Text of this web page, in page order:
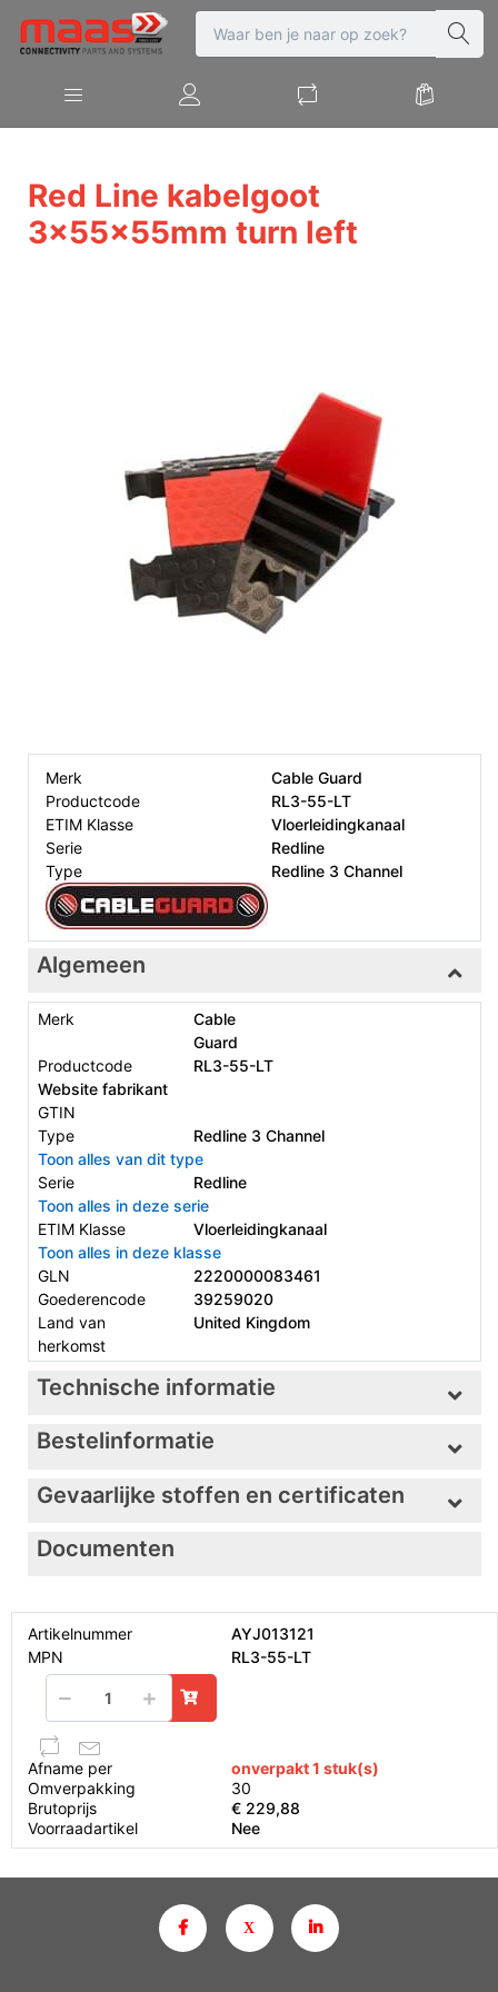
Red Line kabelgoot
3x55x55mm turn left
Merk
Cable Guard
Productcode
RL3-55-LT
ETIM Klasse
Vloerleidingkanaal
Serie
Redline
Type
Redline 3 Channel
Algemeen
Merk
Cable
Guard
Productcode
RL3-55-LT
Website fabrikant
GTIN
Type
Redline 3 Channel
Toon alles van dit type
Serie
Redline
Toon alles in deze serie
ETIM Klasse
Vloerleidingkanaal
Toon alles in deze klasse
GLN
2220000083461
Goederencode
39259020
Land van
herkomst
United Kingdom
Technische informatie
Bestelinformatie
Gevaarlijke stoffen en certificaten
Documenten
Artikelnummer
AYJ013121
MPN
RL3-55-LT
Afname per
onverpakt 1 stuk(s)
Omverpakking
30
Brutoprijs
€ 229,88
Voorraadartikel
Nee